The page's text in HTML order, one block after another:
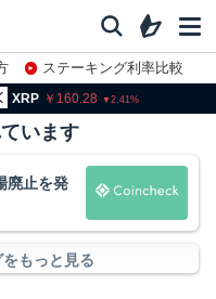
ステーキング利率比較
2.41
います
廃止を発
もっと見る